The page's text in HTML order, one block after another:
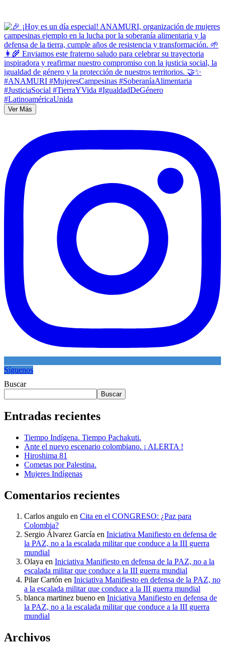
Ver Más
Síguenos
Buscar
Buscar
Entradas recientes
Tiempo Indígena. Tiempo Pachakuti.
Ante el nuevo escenario colombiano. ¡ ALERTA !
Hiroshima 81
Cometas por Palestina.
Mujeres Indígenas
Comentarios recientes
Carlos angulo en Cita en el CONGRESO: ¿Paz para
Colombia?
Sergio Álvarez García en Iniciativa Manifiesto en defensa de
la PAZ, no a la escalada militar que conduce a la III guerra
mundial
Olaya en Iniciativa Manifiesto en defensa de la PAZ, no a la
escalada militar que conduce a la III guerra mundial
Pilar Cartón en Iniciativa Manifiesto en defensa de la PAZ, no
a la escalada militar que conduce a la III guerra mundial
blanca martinez bueno en Iniciativa Manifiesto en defensa de
la PAZ, no a la escalada militar que conduce a la III guerra
mundial
Archivos